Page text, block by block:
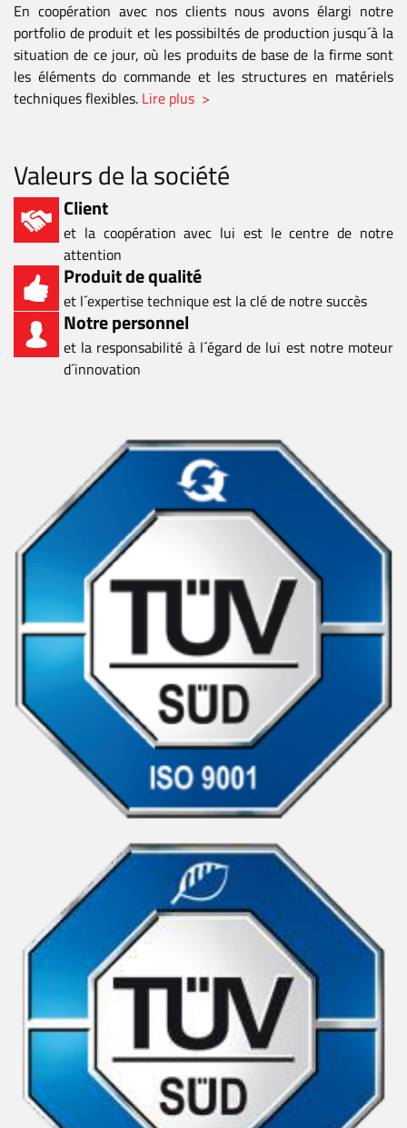
En coopération avec nos clients nous avons élargi notre
portfolio de produit et les possibiltés de production jusqu´à la
situation de ce jour, où les produits de base de la firme sont
les éléments do commande et les structures en matériels
techniques flexibles. Lire plus >
Valeurs de la société
Client
et la coopération avec lui est le centre de notre
attention
Produit de qualité
et l´expertise technique est la clé de notre succès
Notre personnel
et la responsabilité à l´égard de lui est notre moteur
d´innovation